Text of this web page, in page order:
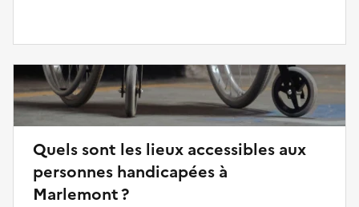
Quels sont les lieux accessibles aux
personnes handicapées à
Marlemont ?